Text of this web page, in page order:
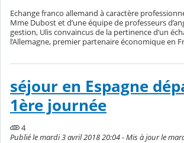
Echange franco allemand à caractère
Mme Dubost et d’une équipe de professeurs
gestion, Ulis convaincus de la pertinence d’un
l’Allemagne, premier partenaire économique en
séjour en Espagne
1ère journée
4
Publié le mardi 3 avril 2018 20:04 - Mis à jour le